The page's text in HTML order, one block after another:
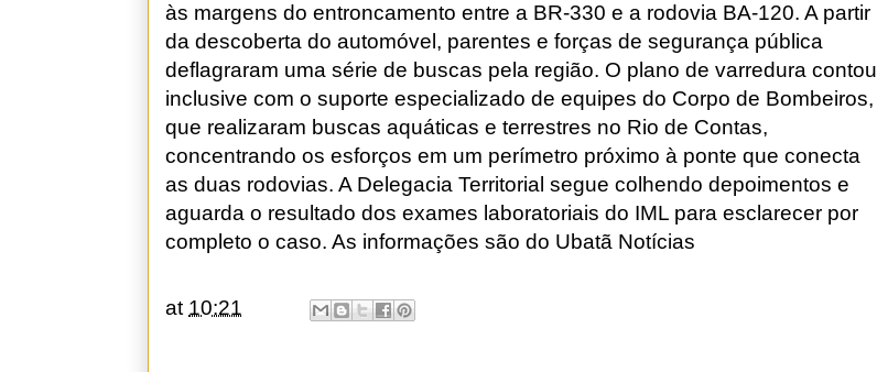
às margens do entroncamento entre a BR-330 e a rodovia BA-120. A partir
da descoberta do automóvel, parentes e forças de segurança pública
deflagraram uma série de buscas pela região. O plano de varredura contou
inclusive com o suporte especializado de equipes do Corpo de Bombeiros,
que realizaram buscas aquáticas e terrestres no Rio de Contas,
concentrando os esforços em um perímetro próximo à ponte que conecta
as duas rodovias. A Delegacia Territorial segue colhendo depoimentos e
aguarda o resultado dos exames laboratoriais do IML para esclarecer por
completo o caso. As informações são do Ubatã Notícias
at 10:21